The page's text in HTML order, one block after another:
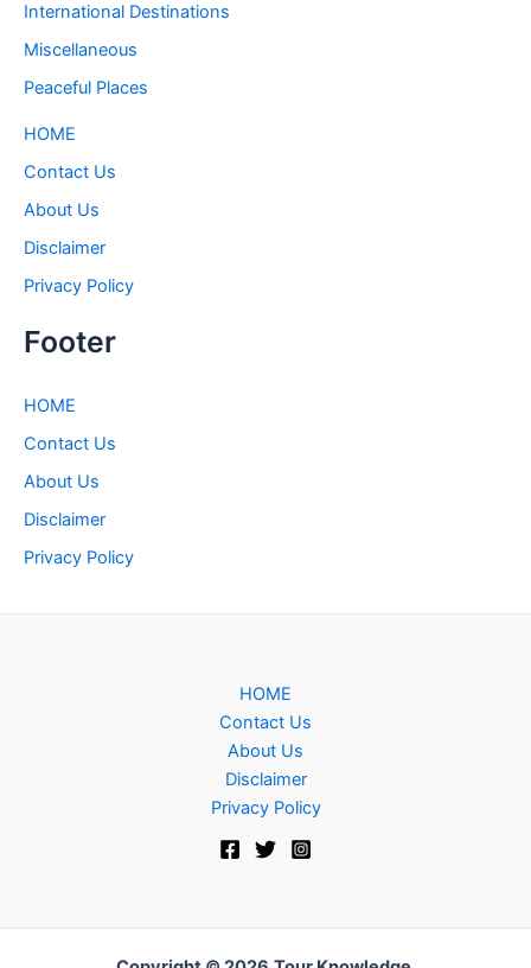
International Destinations
Miscellaneous
Peaceful Places
HOME
Contact Us
About Us
Disclaimer
Privacy Policy
Footer
HOME
Contact Us
About Us
Disclaimer
Privacy Policy
HOME
Contact Us
About Us
Disclaimer
Privacy Policy